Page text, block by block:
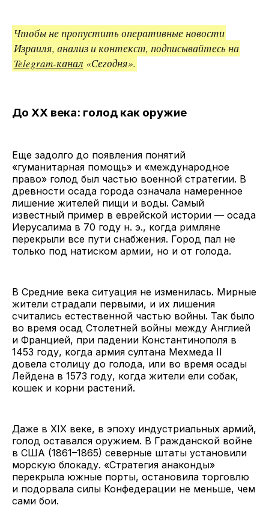
Чтобы не пропустить оперативные новости
Израиля, анализ и контекст, подписывайтесь на
Telegram-канал «Сегодня».
До XX века: голод как оружие
Еще задолго до появления понятий
«гуманитарная помощь» и «международное
право» голод был частью военной стратегии. В
древности осада города означала намеренное
лишение жителей пищи и воды. Самый
известный пример в еврейской истории — осада
Иерусалима в 70 году н. э., когда римляне
перекрыли все пути снабжения. Город пал не
только под натиском армии, но и от голода.
В Средние века ситуация не изменилась. Мирные
жители страдали первыми, и их лишения
считались естественной частью войны. Так было
во время осад Столетней войны между Англией
и Францией, при падении Константинополя в
1453 году, когда армия султана Мехмеда II
довела столицу до голода, или во время осады
Лейдена в 1573 году, когда жители ели собак,
кошек и корни растений.
Даже в XIX веке, в эпоху индустриальных армий,
голод оставался оружием. В Гражданской войне
в США (1861–1865) северные штаты установили
морскую блокаду. «Стратегия анаконды»
перекрыла южные порты, остановила торговлю
и подорвала силы Конфедерации не меньше, чем
сами бои.